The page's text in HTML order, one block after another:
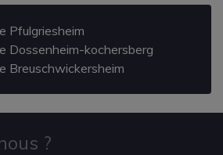
Pfulgriesheim
Dossenheim-kochersberg
Breuschwickersheim
?